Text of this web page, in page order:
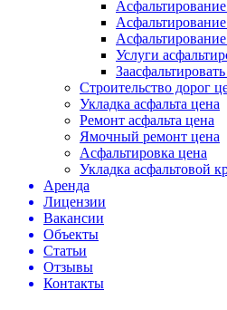
Услуги
Строительство дорог
Укладка асфальта цена
Ремонт асфальта цена
Ямочный ремонт цена
Асфальтировка цена
Укладка асфальтовой
Аренда
Лицензии
Вакансии
Объекты
Статьи
Отзывы
Контакты